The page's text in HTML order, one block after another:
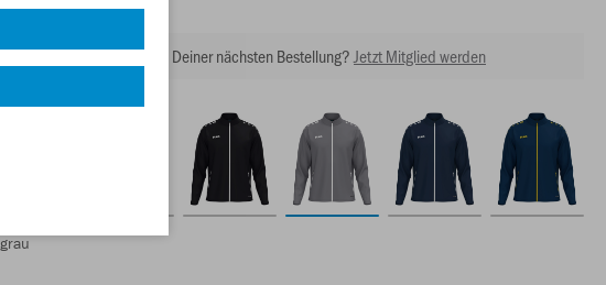
Lust auf 30% Rabatt bei Deiner nächsten Bestellung? Jetzt Mitglied werden
grau